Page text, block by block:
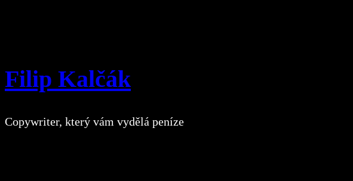
Filip Kalčák
Copywriter, který vám vydělá peníze